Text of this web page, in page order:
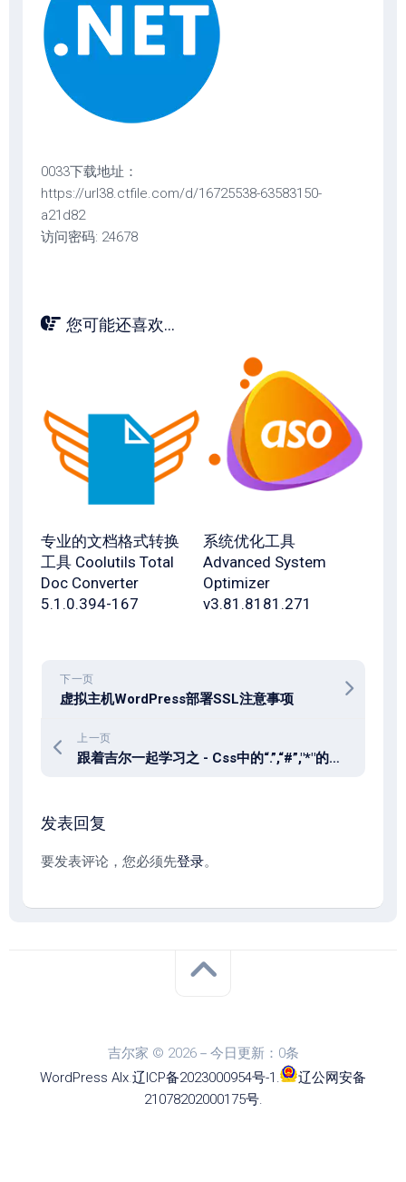
0033下载地址：
https://url38.ctfile.com/d/16725538-63583150-
a21d82
访问密码: 24678
您可能还喜欢...
专业的文档格式转换
工具 Coolutils Total
Doc Converter
5.1.0.394-167
系统优化工具
Advanced System
Optimizer
v3.81.8181.271
下一页
虚拟主机WordPress部署SSL注意事项
上一页
跟着吉尔一起学习之 - Css中的“.”,“#”,"*"的区别和作用
发表回复
要发表评论，您必须先登录。
吉尔家 © 2026－今日更新：0条
WordPress Alx.辽ICP备2023000954号-1 .
辽公网安备
21078202000175号.